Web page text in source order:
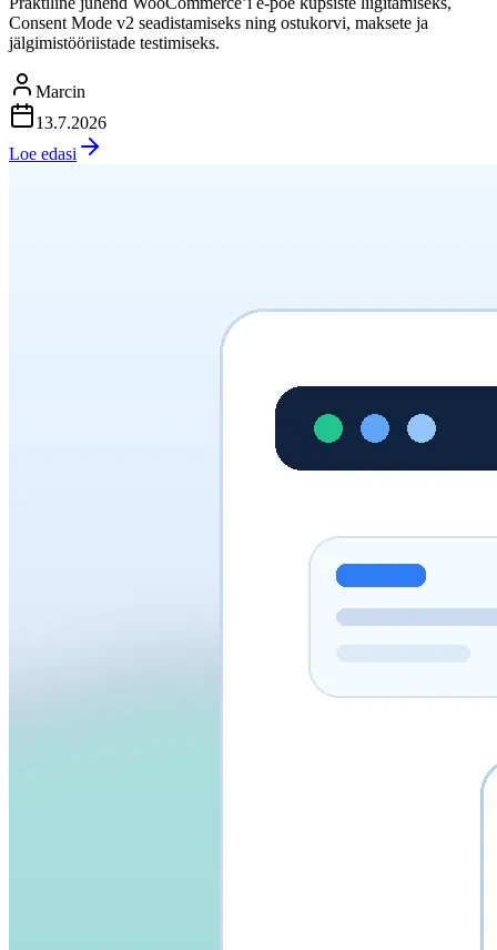
Consent Mode v2 seadistamiseks ning ostukorvi, maksete ja
jälgimistööriistade testimiseks.
Marcin
13.7.2026
Loe edasi